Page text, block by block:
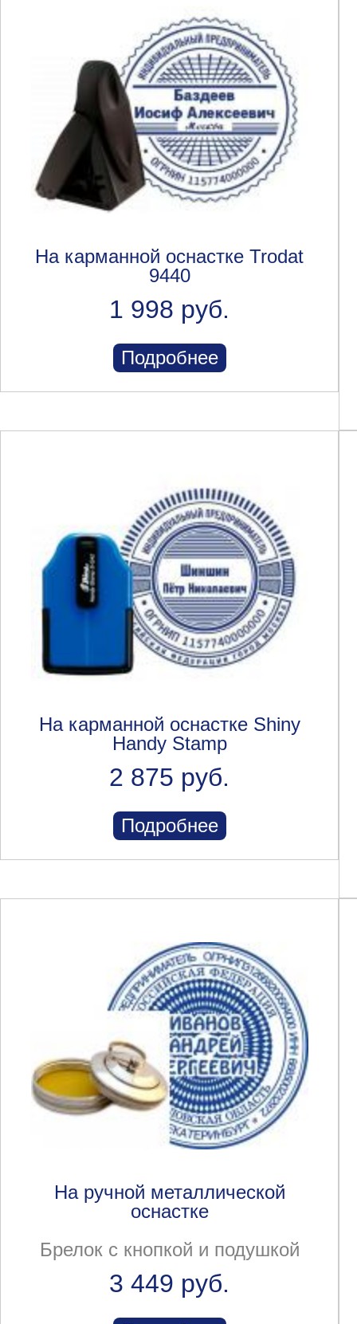
На карманной оснастке Trodat
9440
1 998 руб.
Подробнее
На карманной оснастке Shiny
Handy Stamp
2 875 руб.
Подробнее
На ручной металлической
оснастке
Брелок с кнопкой и подушкой
3 449 руб.